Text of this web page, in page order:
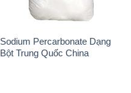
Sodium Percarbonate Dạng
Bột Trung Quốc China